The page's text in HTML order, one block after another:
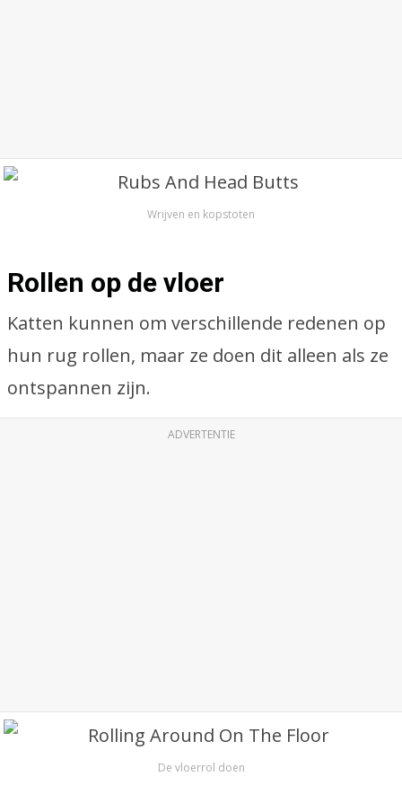
Wrijven en kopstoten
Rollen op de vloer
Katten kunnen om verschillende redenen op
hun rug rollen, maar ze doen dit alleen als ze
ontspannen zijn.
ADVERTENTIE
De vloerrol doen